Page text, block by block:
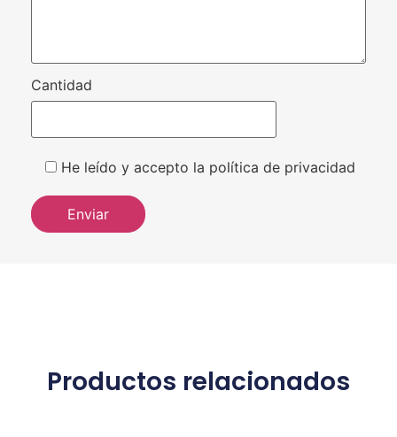
Cantidad
He leído y accepto la política de privacidad
Productos relacionados